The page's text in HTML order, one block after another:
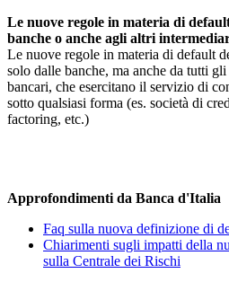
Le nuove regole in materia di
banche o anche agli altri
Le nuove regole in materia di default
solo dalle banche, ma anche da tutti
bancari, che esercitano il servizio di
sotto qualsiasi forma (es. società di
factoring, etc.)
Approfondimenti da Banca d'Italia
Faq sulla nuova definizione di
Chiarimenti sugli impatti della
sulla Centrale dei Rischi